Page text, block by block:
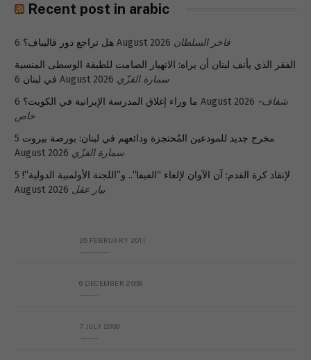
Recent post in arabic
هل تراجع دور قاليباف؟ 6 August 2026 فاخر السلطان
الفقر الذي يأنف لبنان أن يراه: الانهيار الصامت للطبقة الوسطى المنسية
في لبنان 6 August 2026 سمارة القزّي
ما وراء إغلاق المدرسة الإيرانية في الكويت؟ 6 August 2026 شفاف-
خاص
مخرج جديد للمودعين المُحتجزة ودائعهم في لبنان: بورصة بيروت 5
August 2026 سمارة القزّي
لإنقاذ كرة القدم: آن الآوان لإلغاء “الفيفا”.. و”اللجنة الأولمبية الدولية”! 5
August 2026 بيار عقل
26 FEBRUARY 2011
6 DECEMBER 2008
7 JULY 2009